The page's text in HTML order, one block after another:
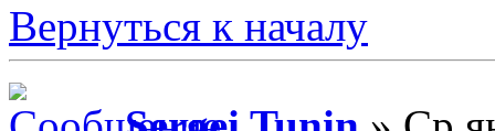
Вернуться к началу